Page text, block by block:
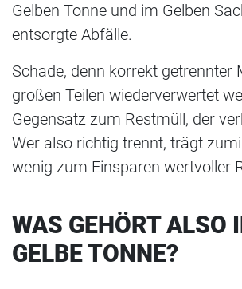
Gelben Tonne und im Gelben
entsorgte Abfälle.
Schade, denn korrekt getrennter
großen Teilen wiederverwertet
Gegensatz zum Restmüll, der
Wer also richtig trennt, trägt
wenig zum Einsparen wertvoller
WAS GEHÖRT ALSO
GELBE TONNE?